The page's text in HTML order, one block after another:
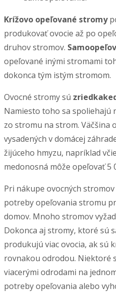
Krížovo opeľované stromy
produkovať ovocie až po
druhov stromov.
opeľované inými stromami
dokonca tým istým stromom.
Ovocné stromy sú
Namiesto toho sa spoliehajú
zo stromu na strom. Väčšina
vysadených v domácej
žijúceho hmyzu, napríklad
medonosná môže opeľovať 5
Pri nákupe ovocných
potreby opeľovania stromu
domov. Mnoho stromov
Dokonca aj stromy, ktoré sú
produkujú viac ovocia, ak sú
rovnakou odrodou. Niektoré
viacerými odrodami na
potreby opeľovania alebo